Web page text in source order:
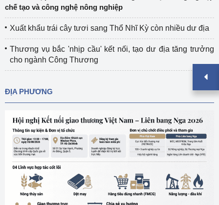
chế tạo và công nghệ nông nghiệp
Xuất khẩu trái cây tươi sang Thổ Nhĩ Kỳ còn nhiều dư địa
Thương vụ bắc 'nhịp cầu' kết nối, tạo dư địa tăng trưởng
cho ngành Công Thương
ĐỊA PHƯƠNG